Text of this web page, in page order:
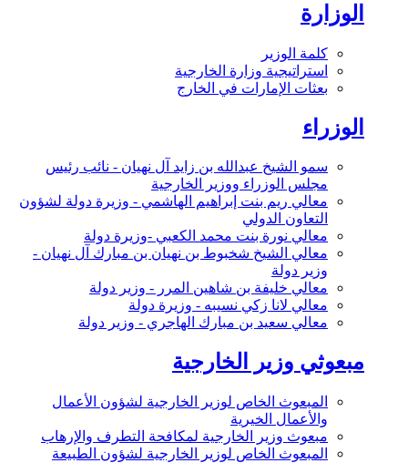
الوزارة
كلمة الوزير
استراتيجية وزارة الخارجية
بعثات الإمارات في الخارج
الوزراء
سمو الشيخ عبدالله بن زايد آل نهيان - نائب رئيس
مجلس الوزراء ووزير الخارجية
معالي ريم بنت إبراهيم الهاشمي - وزيرة دولة لشؤون
التعاون الدولي
معالي نورة بنت محمد الكعبي -وزيرة دولة
معالي الشيخ شخبوط بن نهيان بن مبارك آل نهيان -
وزير دولة
معالي خليفة بن شاهين المرر - وزير دولة
معالي لانا زكي نسيبه - وزيرة دولة
معالي سعيد بن مبارك الهاجري - وزير دولة
مبعوثي وزير الخارجية
المبعوث الخاص لوزير الخارجية لشؤون الأعمال
والأعمال الخيرية
مبعوث وزير الخارجية لمكافحة التطرف والإرهاب
المبعوث الخاص لوزير الخارجية لشؤون الطبيعة